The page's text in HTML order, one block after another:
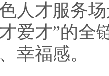
人才服务
爱才”的全
幸福感。